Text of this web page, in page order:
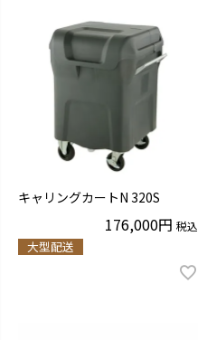
キャリングカートN 320S
176,000 税込
大型配送